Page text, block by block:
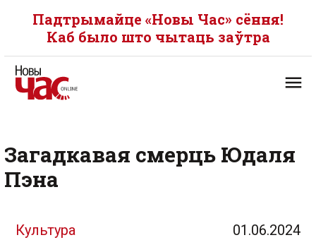
Падтрымайце «Новы Час» сёння!
Каб было што чытаць заўтра
Загадкавая смерць Юдаля
Пэна
Культура 01.06.2024